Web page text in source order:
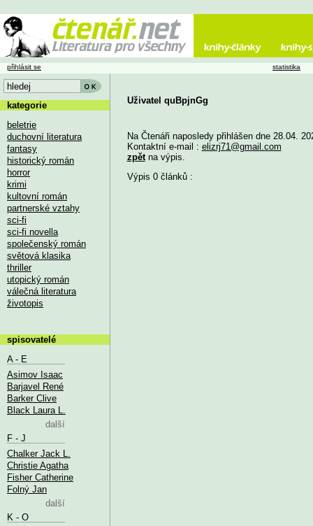
Uživatel quBpjnGg
Na Čtenáři naposledy přihlášen dne 28.04.
Kontaktní e-mail : elizrj71@gmail.com
zpětna výpis.
Výpis 0 článků :
přihlásit se statistika
kategorie
beletrie
duchovní literatura
fantasy
historický román
horror
krimi
kultovní román
partnerské vztahy
sci-fi
sci-fi novella
společenský román
světová klasika
thriller
utopický román
válečná literatura
životopis
spisovatelé
A - E
Asimov Isaac
Barjavel René
Barker Clive
Black Laura L.
další
F - J
Chalker Jack L.
Christie Agatha
Fisher Catherine
Folný Jan
další
K - O